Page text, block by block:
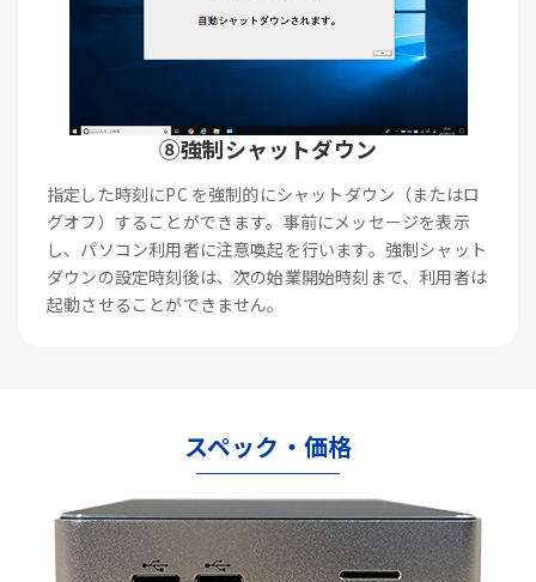
⑧強制シャットダウン
指定した時刻にPC を強制的にシャットダウン（またはロ
グオフ）することができます。事前にメッセージを表示
し、パソコン利用者に注意喚起を行います。強制シャット
ダウンの設定時刻後は、次の始業開始時刻まで、利用者は
起動させることができません。
スペック・価格